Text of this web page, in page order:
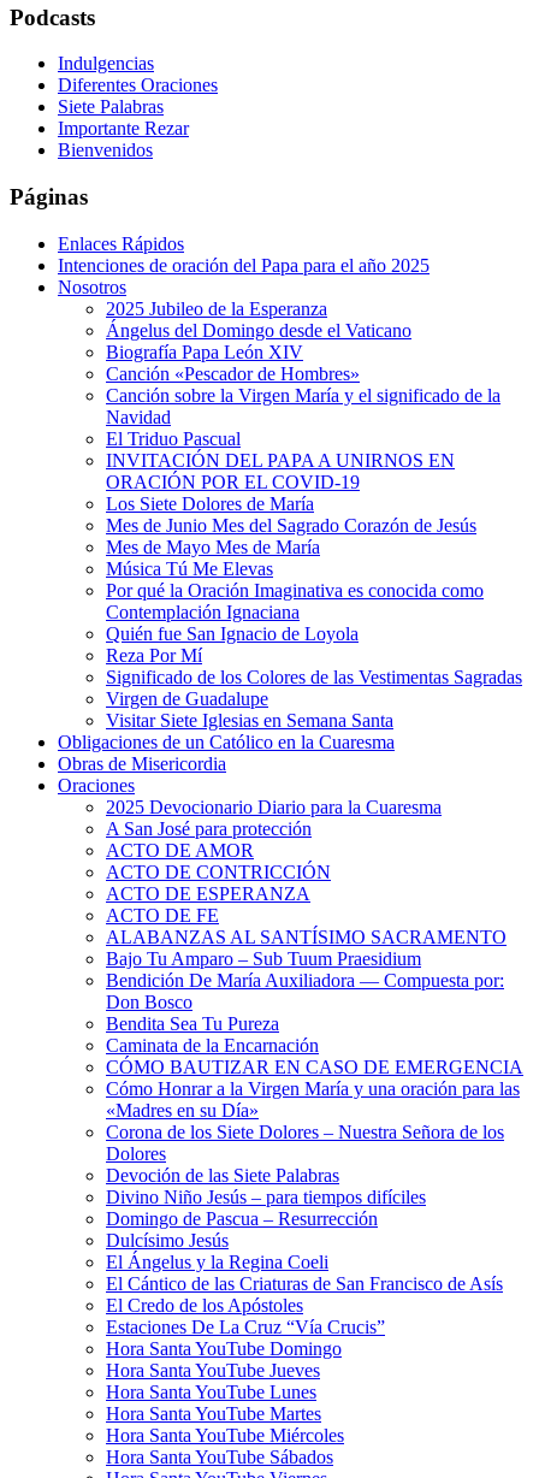
Podcasts
Indulgencias
Diferentes Oraciones
Siete Palabras
Importante Rezar
Bienvenidos
Páginas
Enlaces Rápidos
Intenciones de oración del Papa para el año 2025
Nosotros
2025 Jubileo de la Esperanza
Ángelus del Domingo desde el Vaticano
Biografía Papa León XIV
Canción «Pescador de Hombres»
Canción sobre la Virgen María y el significado de la
Navidad
El Triduo Pascual
INVITACIÓN DEL PAPA A UNIRNOS EN
ORACIÓN POR EL COVID-19
Los Siete Dolores de María
Mes de Junio Mes del Sagrado Corazón de Jesús
Mes de Mayo Mes de María
Música Tú Me Elevas
Por qué la Oración Imaginativa es conocida como
Contemplación Ignaciana
Quién fue San Ignacio de Loyola
Reza Por Mí
Significado de los Colores de las Vestimentas Sagradas
Virgen de Guadalupe
Visitar Siete Iglesias en Semana Santa
Obligaciones de un Católico en la Cuaresma
Obras de Misericordia
Oraciones
2025 Devocionario Diario para la Cuaresma
A San José para protección
ACTO DE AMOR
ACTO DE CONTRICCIÓN
ACTO DE ESPERANZA
ACTO DE FE
ALABANZAS AL SANTÍSIMO SACRAMENTO
Bajo Tu Amparo – Sub Tuum Praesidium
Bendición De María Auxiliadora — Compuesta por:
Don Bosco
Bendita Sea Tu Pureza
Caminata de la Encarnación
CÓMO BAUTIZAR EN CASO DE EMERGENCIA
Cómo Honrar a la Virgen María y una oración para las
«Madres en su Día»
Corona de los Siete Dolores – Nuestra Señora de los
Dolores
Devoción de las Siete Palabras
Divino Niño Jesús – para tiempos difíciles
Domingo de Pascua – Resurrección
Dulcísimo Jesús
El Ángelus y la Regina Coeli
El Cántico de las Criaturas de San Francisco de Asís
El Credo de los Apóstoles
Estaciones De La Cruz “Vía Crucis”
Hora Santa YouTube Domingo
Hora Santa YouTube Jueves
Hora Santa YouTube Lunes
Hora Santa YouTube Martes
Hora Santa YouTube Miércoles
Hora Santa YouTube Sábados